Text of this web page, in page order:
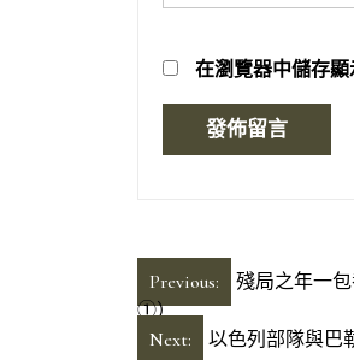
在瀏覽器中儲存
文
章
Previous:
殘局之年一
①）
Next:
以色列部隊與巴